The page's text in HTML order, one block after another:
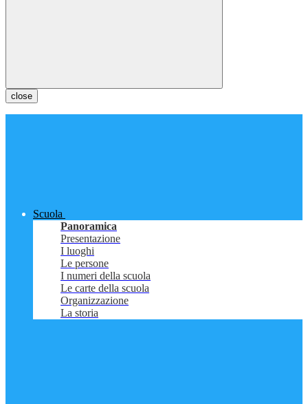
close
Scuola
Panoramica
Presentazione
I luoghi
Le persone
I numeri della scuola
Le carte della scuola
Organizzazione
La storia